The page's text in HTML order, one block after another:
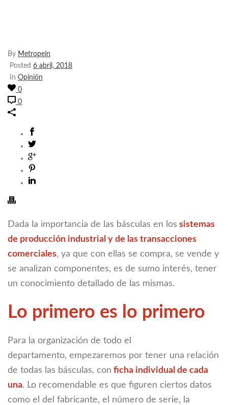
By Metropein
Posted 6 abril, 2018
In Opinión
0
0
Dada la importancia de las básculas en los sistemas
de producción industrial y de las transacciones
comerciales, ya que con ellas se compra, se vende y
se analizan componentes, es de sumo interés, tener
un conocimiento detallado de las mismas.
Lo primero es lo primero
Para la organización de todo el
departamento, empezaremos por tener una relación
de todas las básculas, con ficha individual de cada
una. Lo recomendable es que figuren ciertos datos
como el del fabricante, el número de serie, la